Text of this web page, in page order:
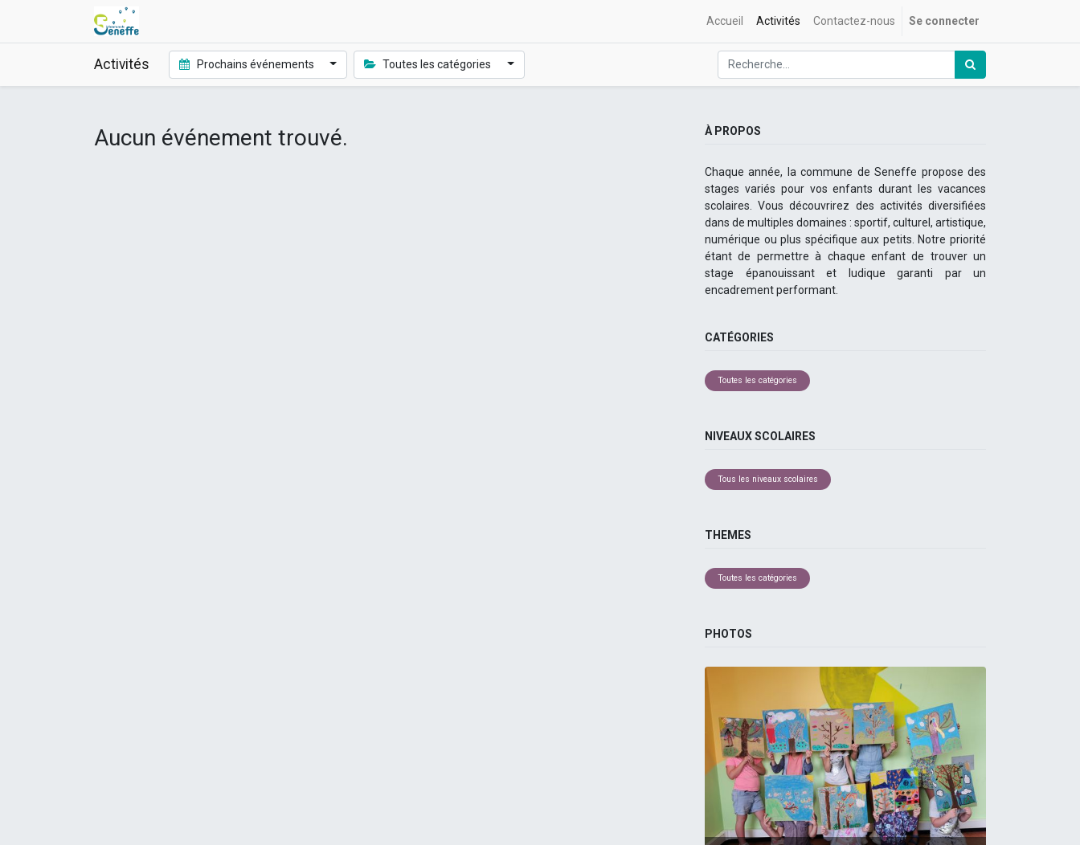
Accueil Activités Contactez-nous Se connecter
Activités Prochains événements Toutes les catégories
Aucun événement trouvé. À PROPOS
Chaque année, la commune de Seneffe propose des
stages variés pour vos enfants durant les vacances
scolaires. Vous découvrirez des activités diversifiées
dans de multiples domaines : sportif, culturel, artistique,
numérique ou plus spécifique aux petits. Notre priorité
étant de permettre à chaque enfant de trouver un
stage épanouissant et ludique garanti par un
encadrement performant.
CATÉGORIES
Toutes les catégories
NIVEAUX SCOLAIRES
Tous les niveaux scolaires
THEMES
Toutes les catégories
PHOTOS